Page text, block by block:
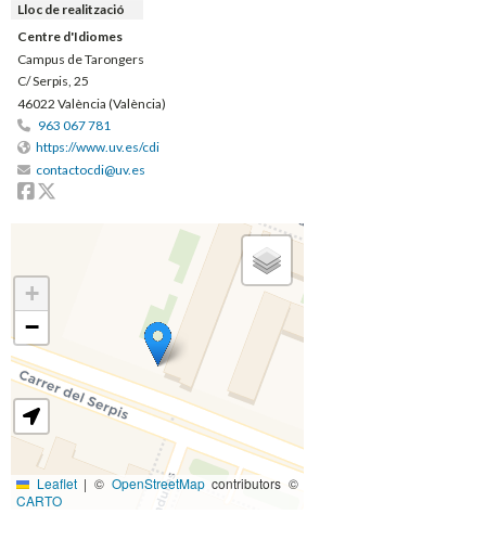
Lloc de realització
Centre d'Idiomes
Campus de Tarongers
C/ Serpis, 25
46022 València (València)
963 067 781
https://www.uv.es/cdi
contactocdi@uv.es
Facebook
+
−
Leaflet | © OpenStreetMapcontributors ©
CARTO